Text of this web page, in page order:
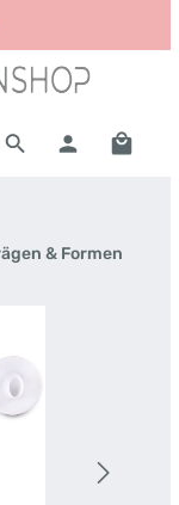
& Formen